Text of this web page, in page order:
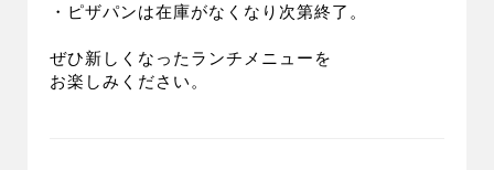
・ピザパンは在庫がなくなり次第終了。
ぜひ新しくなったランチメニューを
お楽しみください。